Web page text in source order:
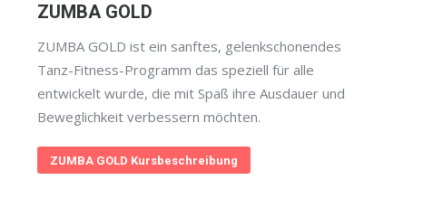
ZUMBA GOLD
ZUMBA GOLD ist ein sanftes, gelenkschonendes
Tanz-Fitness-Programm das speziell für alle
entwickelt wurde, die mit Spaß ihre Ausdauer und
Beweglichkeit verbessern möchten.
ZUMBA GOLD Kursbeschreibung